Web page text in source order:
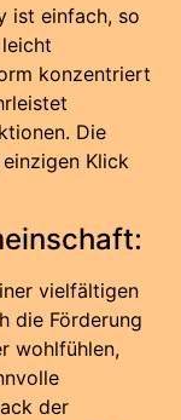
ist einfach, so
konzentriert
Die
Klick
vielfältigen
die Förderung
wohlfühlen,
der